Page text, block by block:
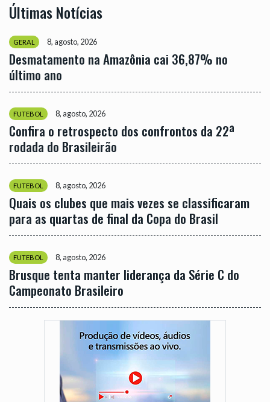
Últimas Notícias
GERAL 8, agosto, 2026
Desmatamento na Amazônia cai 36,87% no
último ano
FUTEBOL 8, agosto, 2026
Confira o retrospecto dos confrontos da 22ª
rodada do Brasileirão
FUTEBOL 8, agosto, 2026
Quais os clubes que mais vezes se classificaram
para as quartas de final da Copa do Brasil
FUTEBOL 8, agosto, 2026
Brusque tenta manter liderança da Série C do
Campeonato Brasileiro